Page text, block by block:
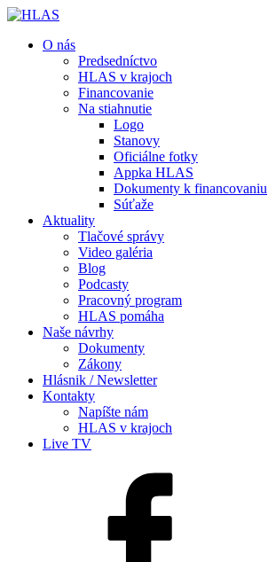
O nás
Predsedníctvo
HLAS v krajoch
Financovanie
Na stiahnutie
Logo
Stanovy
Oficiálne fotky
Appka HLAS
Dokumenty k financovaniu
Súťaže
Aktuality
Tlačové správy
Video galéria
Blog
Podcasty
Pracovný program
HLAS pomáha
Naše návrhy
Dokumenty
Zákony
Hlásnik / Newsletter
Kontakty
Napíšte nám
HLAS v krajoch
Live TV